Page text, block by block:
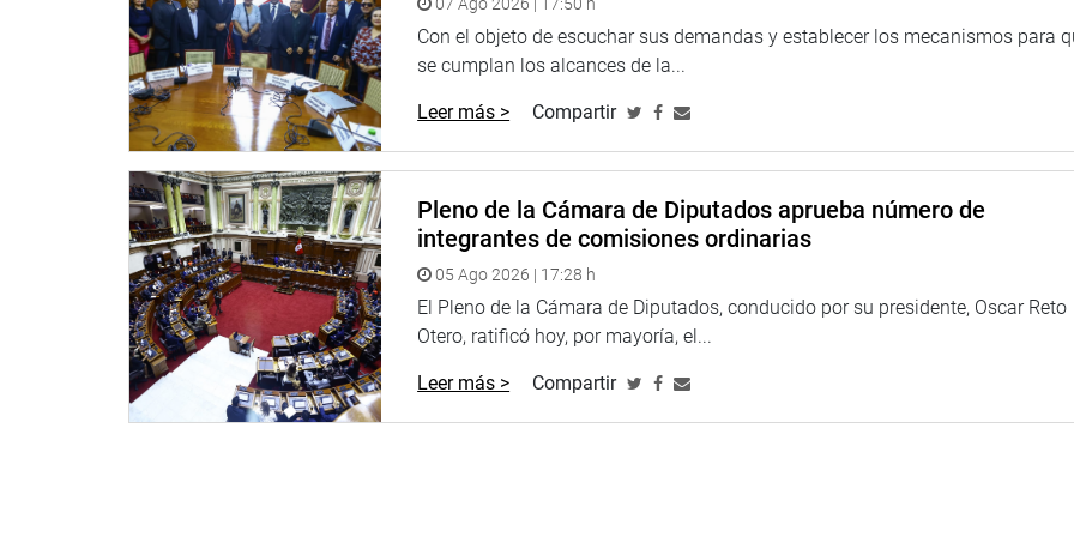
Arequipa, al ser la segunda ciudad y región del país, juega un rol preponderante en el desarrollo de la nación, por
ello es de suma importancia y necesidad la mejorar de la logística comercial entre Perú, Bolivia, Argentina,
Paraguay y Brasil para que se unan a los mercados Asia-Pacífico, sostuvo Paredes.
LIMA
Por su parte, el legislador Edgar Tello visitó la Institución Educativa República de Guatemala, a fin de indagar
sobre su situación.
Los docentes han puesto énfasis en la precaria situación de la infraestructura y el inmobiliario de las aulas. El
director ha indicado que hace 10 años esta institución no ha recibido el material necesario para ofrecer un
servicio de calidad, expresó el parlamentario.
Refirió que su despacho se ha comprometido a impulsar el mejoramiento del sistema educativo, y, en ese
07 Ago 2026 | 17:50 h
Con el objeto de escuchar sus demandas y establecer los mecanismos para
se cumplan los alcances de la...
Leer más > Compartir
Pleno de la Cámara de Diputados aprueba número de
integrantes de comisiones ordinarias
05 Ago 2026 | 17:28 h
El Pleno de la Cámara de Diputados, conducido por su presidente, Oscar Reto
Otero, ratificó hoy, por mayoría, el...
Leer más > Compartir